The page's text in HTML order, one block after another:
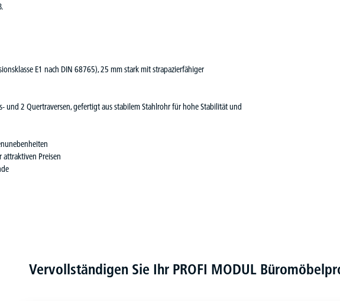
E1 nach DIN 68765), 25 mm stark mit strapazierfähiger
und 2 Quertraversen, gefertigt aus stabilem Stahlrohr für hohe Stabilität und
attraktiven Preisen
Vervollständigen Sie Ihr PROFI MODUL